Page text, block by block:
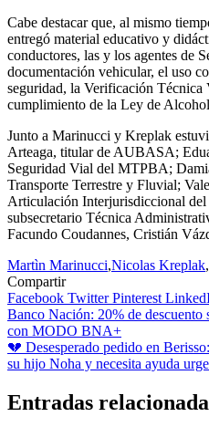
Cabe destacar que, al mismo
entregó material educativo y
conductores, las y los agentes de
documentación vehicular, el uso
seguridad, la Verificación Técnica
cumplimiento de la Ley de
Junto a Marinucci y Kreplak
Arteaga, titular de AUBASA;
Seguridad Vial del MTPBA;
Transporte Terrestre y Fluvial;
Articulación Interjurisdiccional
subsecretario Técnica
Facundo Coudannes, Cristián
Martìn Marinucci,Nicolas Kreplak,
Compartir
Facebook TwitterPinterest
Navegación
de
entradas
Banco Nación: 20% de descuento
con MODO BNA+
💔 Desesperado pedido en
su hijo Noha y necesita ayuda
Entradas